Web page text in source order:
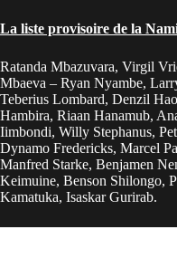
La liste provisoire de la
Ratanda Mbazuvara, Virgil
Mbaeva – Ryan Nyambe,
Teberius Lombard, Denzil
Hambira, Riaan Hanamub,
Iimbondi, Willy Stephanus,
Dynamo Fredericks, Marcel
Manfred Starke, Benjamen
Keimuine, Benson Shilongo,
Kamatuka, Isaskar Gurirab.